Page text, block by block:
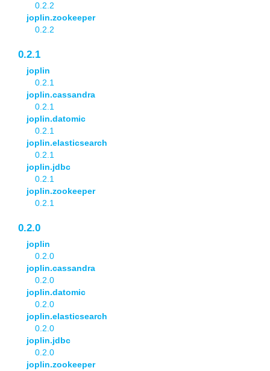
0.2.2
joplin.zookeeper
0.2.2
0.2.1
joplin
0.2.1
joplin.cassandra
0.2.1
joplin.datomic
0.2.1
joplin.elasticsearch
0.2.1
joplin.jdbc
0.2.1
joplin.zookeeper
0.2.1
0.2.0
joplin
0.2.0
joplin.cassandra
0.2.0
joplin.datomic
0.2.0
joplin.elasticsearch
0.2.0
joplin.jdbc
0.2.0
joplin.zookeeper